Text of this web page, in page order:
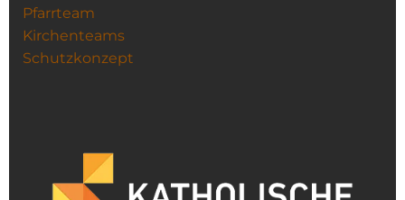
Pfarrteam
Kirchenteams
Schutzkonzept